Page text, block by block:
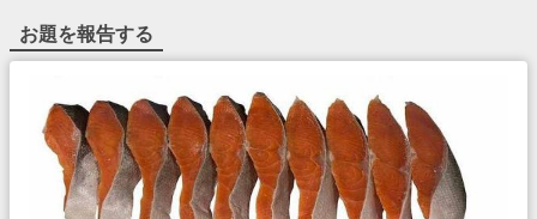
お題を報告する